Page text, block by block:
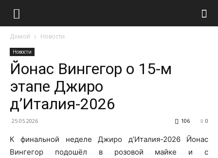
Домой Новости
Новости
Йонас Вингегор о 15-м
этапе Джиро
д’Италия-2026
25.05.2026 0
106
К финальной неделе Джиро д’Италия-2026 Йонас
Вингегор подошёл в розовой майке и с